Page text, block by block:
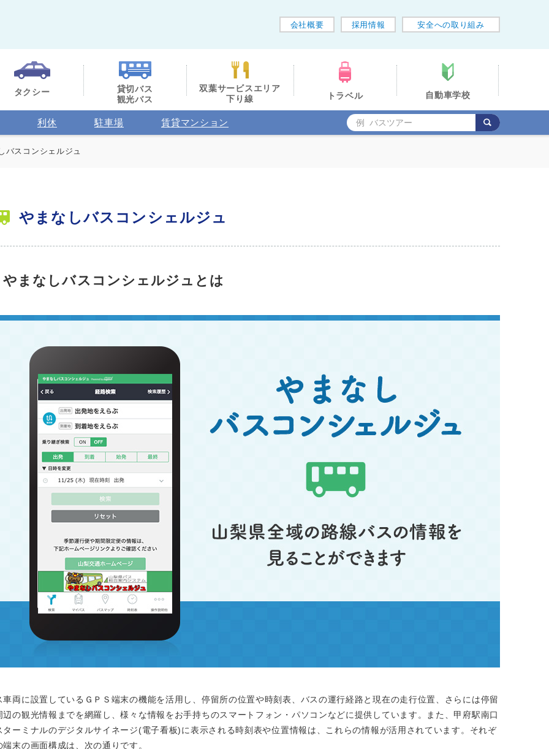
会社概要 採用情報 安全への取り組み
タクシー
貸切バス
観光バス
双葉サービスエリア
下り線
トラベル 自動車学校
利休 駐車場 賃貸マンション
バスコンシェルジュ
やまなしバスコンシェルジュ
やまなしバスコンシェルジュとは
車両に設置しているＧＰＳ端末の機能を活用し、停留所の位置や時刻表、バスの運行経路と現在の走行位置、さらには停留
辺の観光情報までを網羅し、様々な情報をお手持ちのスマートフォン・パソコンなどに提供しています。また、甲府駅南口
ターミナルのデジタルサイネージ(電子看板)に表示される時刻表や位置情報は、これらの情報が活用されています。それぞ
端末の画面構成は、次の通りです。